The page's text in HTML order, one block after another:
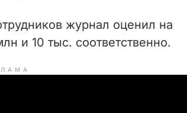
журнал оценил на
и 10 тыс. соответственно.